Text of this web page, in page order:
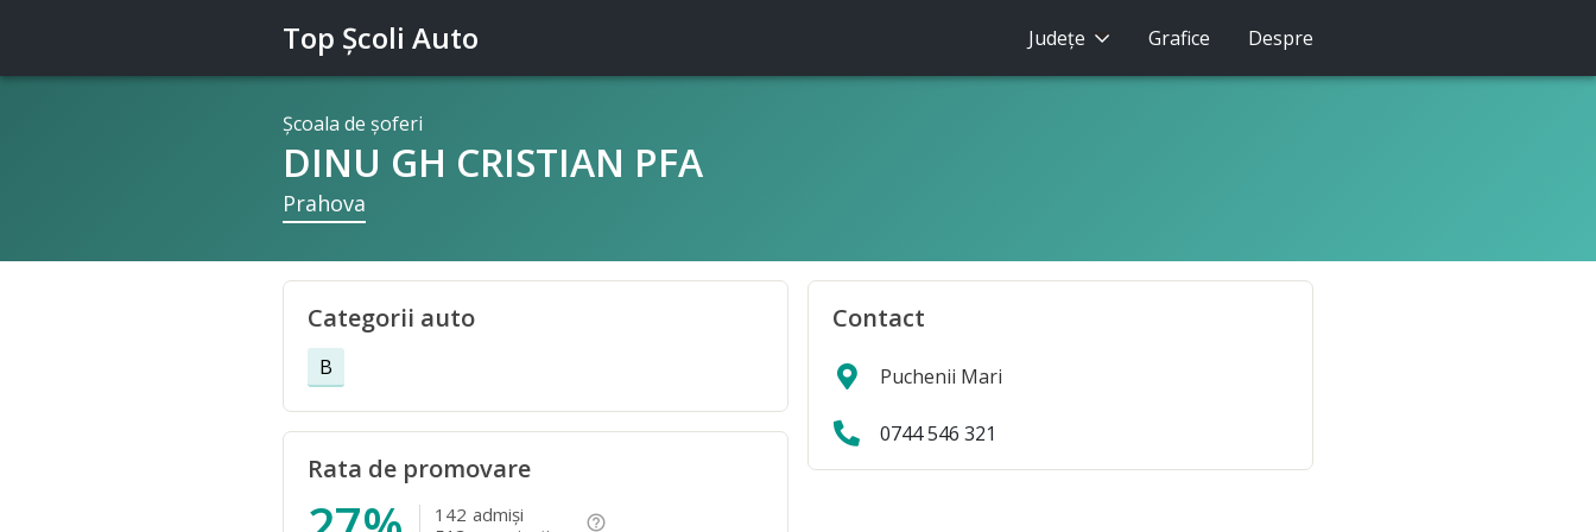
Top Şcoli Auto Judeţe Grafice Despre
Şcoala de şoferi
DINU GH CRISTIAN PFA
Prahova
Categorii auto
B
Rata de promovare
142 admişi
help_outline
Contact
Puchenii Mari
0744 546 321